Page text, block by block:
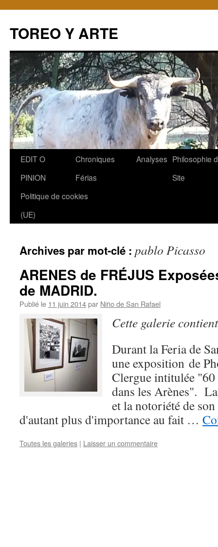
TOREO Y ARTE
Aller
contenu
EDIT O
PINION
Chroniques
Férias
Analyses Philosophie
Site
Politique de cookies
(UE)
Archives par mot-clé : pablo Picasso
ARENES de FRÉJUS
de MADRID.
Publié le 11 juin 2014par Niño de San Rafael
Cette galerie
Durant la Feria de
une exposition de
Clergue intitulée "60
dans les Arènes".
et la notoriété de
d'autant plus d'importance au fait …
Toutes les galeries | Laisser un commentaire